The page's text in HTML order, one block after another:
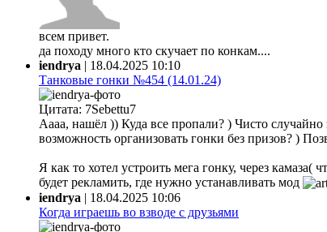
всем привет.
да походу много кто скучает по конкам....
iendrya | 18.04.2025 10:10
Танковые гонки №454 (14.01.24)
Цитата: 7Sebettu7
Аааа, нашёл )) Куда все пропали? ) Чисто случайно
возможность организовать гонки без призов? )
Я как то хотел устроить мега гонку, через
будет рекламить, где нужно устанавливать мод
iendrya | 18.04.2025 10:06
Когда играешь во взводе с друзьями